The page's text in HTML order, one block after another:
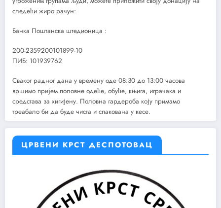
следећи жиро рачун:
Банка Поштанска штедионица :
200-2359200101899-10
ПИБ: 101939762
Сваког радног дана у времену оде 08:30 до 13:00 часова
вршимо пријем половне одеће, обуће, књига, играчака и
средстава за хигијену. Половна гардероба коју примамо
треабало би да буде чиста и спакована у кесе.
ЦРВЕНИ КРСТ ДЕСПОТОВАЦ